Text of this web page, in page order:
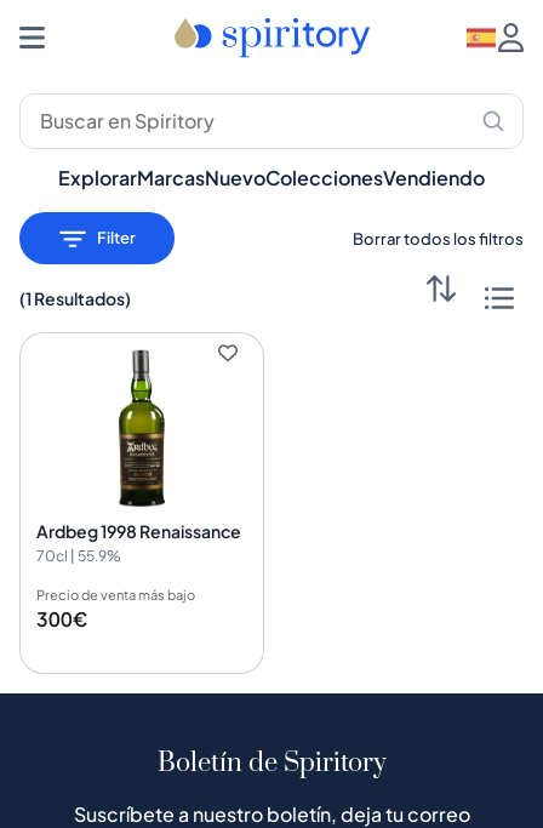
ExplorarMarcasNuevoColeccionesVendiendo
Filter Borrar todos los filtros
(1 Resultados)
Ardbeg 1998 Renaissance
70cl | 55.9%
Precio de venta más bajo
300€
Boletín de Spiritory
Suscríbete a nuestro boletín, deja tu correo
Destilados Premium: Whisky, Ron, Ginebra – Spiritory